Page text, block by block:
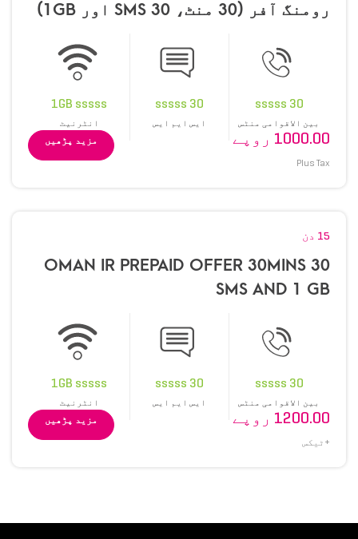
رومنگ آفر (30 منٹ، 30 SMS اور 1GB)
30 sssss
بین الاقوامی منٹس
30 sssss
ایس ایم ایس
1GB sssss
انٹرنیٹ
1000.00 روپے
Plus Tax
مزید پڑھیں
15 دن
OMAN IR PREPAID OFFER 30MINS 30
SMS AND 1 GB
30 sssss
بین الاقوامی منٹس
30 sssss
ایس ایم ایس
1GB sssss
انٹرنیٹ
1200.00 روپے
+ٹیکس
مزید پڑھیں